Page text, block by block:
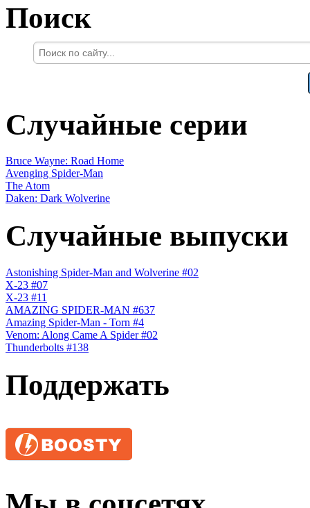
Поиск
Случайные серии
Bruce Wayne: Road Home
Avenging Spider-Man
The Atom
Daken: Dark Wolverine
Случайные выпуски
Astonishing Spider-Man and Wolverine #02
X-23 #07
X-23 #11
AMAZING SPIDER-MAN #637
Amazing Spider-Man - Torn #4
Venom: Along Came A Spider #02
Thunderbolts #138
Поддержать